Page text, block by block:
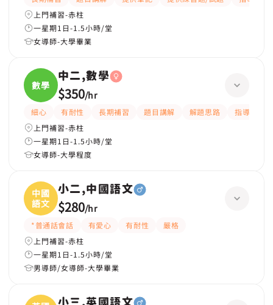
上門補習-赤柱
一星期1日-1.5小時/堂
女導師-大學畢業
數學
中二,數學
$350/hr
細心 有耐性 長期補習 題目講解 解題思路
指導功課
上門補習-赤柱
一星期1日-1.5小時/堂
女導師-大學程度
中國
語文
小二,中國語文
$280/hr
*普通話會話 有愛心 有耐性
嚴格
上門補習-赤柱
一星期1日-1.5小時/堂
男導師/女導師-大學畢業